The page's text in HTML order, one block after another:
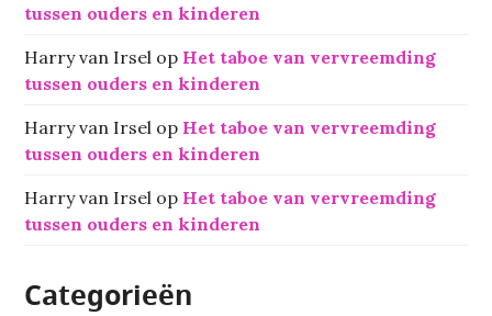
tussen ouders en kinderen
Harry van Irsel op Het taboe van vervreemding
tussen ouders en kinderen
Harry van Irsel op Het taboe van vervreemding
tussen ouders en kinderen
Harry van Irsel op Het taboe van vervreemding
tussen ouders en kinderen
Categorieën